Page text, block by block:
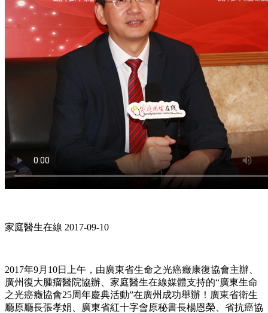
家庭醫生在線 2017-09-10
2017年9月10日上午，由廣東省生命之光癌癥康復協會主辦、
廣州復大腫瘤醫院協辦、家庭醫生在線媒體支持的“廣東生命
之光癌癥協會25周年慶典活動”在廣州成功舉辦！廣東省衛生
廳原廳長張孝娟、廣東省紅十字會原秘書長楊恩榮、省抗癌協